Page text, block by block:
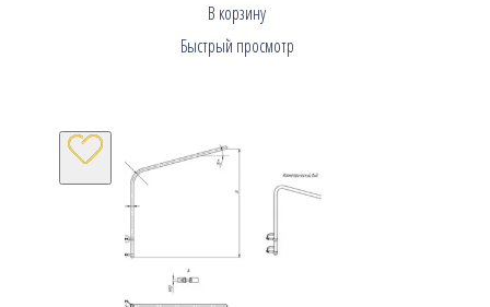
В корзину
Быстрый просмотр